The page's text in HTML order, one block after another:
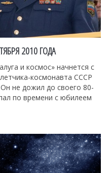
2010 ГОДА
и космос» начнется с
космонавта СССР
не дожил до своего 80-
по времени с юбилеем